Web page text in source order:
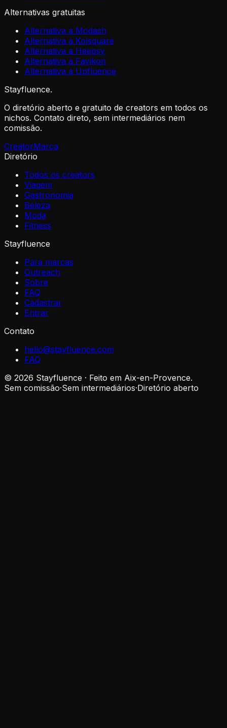
Alternativas gratuitas
Alternativa a Modash
Alternativa a Kolsquare
Alternativa a Heepsy
Alternativa a Favikon
Alternativa a Upfluence
Stayfluence.
O diretório aberto e gratuito de creators em todos os
nichos. Contato direto, sem intermediários nem
comissão.
CreatorMarca
Diretório
Todos os creators
Viagem
Gastronomia
Beleza
Moda
Fitness
Stayfluence
Para marcas
Outreach
Sobre
FAQ
Cadastrar
Entrar
Contato
hello@stayfluence.com
FAQ
© 2026 Stayfluence · Feito em Aix-en-Provence.
Sem comissão·Sem intermediários·Diretório aberto